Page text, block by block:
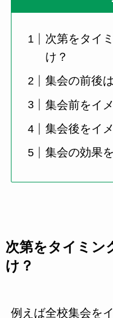
次第をタイ
け？
集会の前後
集会前をイ
集会後をイ
集会の効果
次第をタイミ
け？
例えば全校集会を